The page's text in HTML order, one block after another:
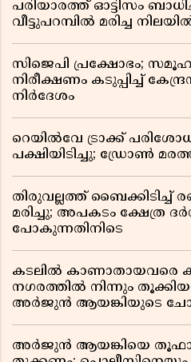
പരിയാരത്ത് ഓട്ടിസം
വീട്ടുപറമ്പിൽ മരിച്ച
സിജെപി പ്രക്ഷോഭം;
നിരീക്ഷണം കടുപ്പിച്ച്
നിർദേശം
റെയിൽവേ ട്രാക്ക്
പക്ഷിയിടിച്ചു; ഡ്രോൺ
തിരുവല്ലത്ത് ബൈക്കിടിച്ച്
മരിച്ചു; അപകടം ക്ഷേത്ര
പോകുന്നതിനിടെ
കടലിൽ കാണാതായവരെ
നഗരത്തിൽ നിന്നും
അർജുൻ ആയങ്കിയുടെ
അർജുൻ ആയങ്കിയെ